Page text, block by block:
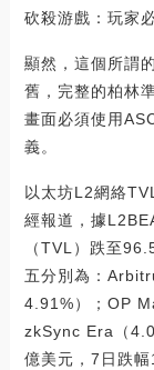
砍殺游戲：玩家
顯然，這個所謂
舊，完整的柏林
畫面必須使用
義。
以太坊L2網絡
經報道，據
（TVL）跌至
五分別為：
4.91%）；OP
zkSync Era（
億美元，7日跌